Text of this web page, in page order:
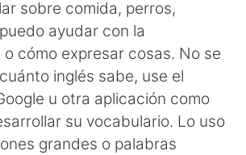
日本語
Indonesia
Türkçe
sobre comida, perros,
ayudar con la
cómo expresar cosas. No se
inglés sabe, use el
u otra aplicación como
su vocabulario. Lo uso
grandes o palabras